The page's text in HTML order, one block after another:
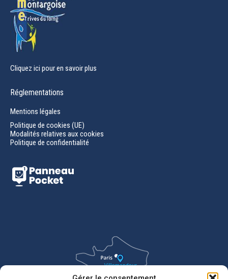
Cliquez ici pour en savoir plus
Réglementations
Mentions légales
Politique de cookies (UE)
Modalités relatives aux cookies
Politique de confidentialité